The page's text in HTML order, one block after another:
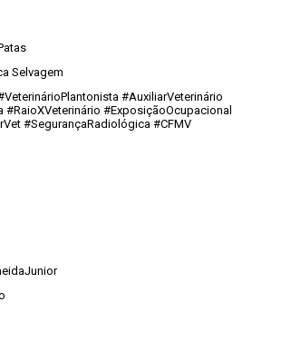
Selvagem
#AuxiliarVeterinário
#RaioXVeterinário #ExposiçãoOcupacional
#SegurançaRadiológica #CFMV